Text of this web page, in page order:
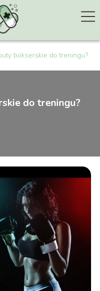
bokserskie do treningu?
do treningu?